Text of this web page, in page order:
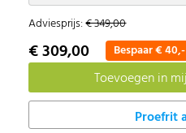
Adviesprijs:€ 349,00
€ 309,00 Bespaar € 40,-